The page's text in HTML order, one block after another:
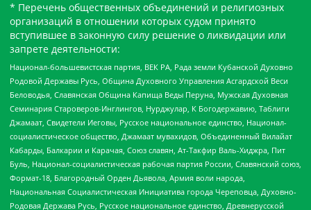
* Перечень общественных объединений и религиозных
организаций в отношении которых судом принято
вступившее в законную силу решение о ликвидации или
запрете деятельности:
Национал-большевистская партия, ВЕК РА, Рада земли Кубанской Духовно
Родовой Державы Русь, Община Духовного Управления Асгардской Веси
Беловодья, Славянская Община Капища Веды Перуна, Мужская Духовная
Семинария Староверов-Инглингов, Нурджулар, К Богодержавию, Таблиги
Джамаат, Свидетели Иеговы, Русское национальное единство, Национал-
социалистическое общество, Джамаат мувахидов, Объединенный Вилайат
Кабарды, Балкарии и Карачая, Союз славян, Ат-Такфир Валь-Хиджра, Пит
Буль, Национал-социалистическая рабочая партия России, Славянский союз,
Формат-18, Благородный Орден Дьявола, Армия воли народа,
Национальная Социалистическая Инициатива города Череповца, Духовно-
Родовая Держава Русь, Русское национальное единство, Древнерусской